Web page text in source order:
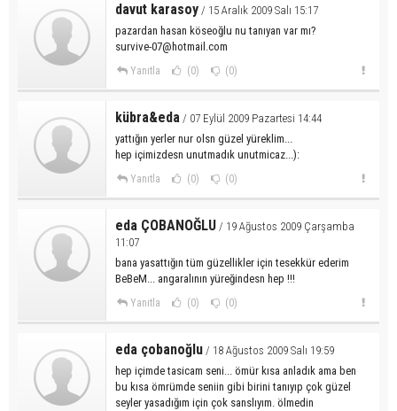
davut karasoy / 15 Aralık 2009 Salı 15:17
pazardan hasan köseoğlu nu tanıyan var mı?
survive-07@hotmail.com
Yanıtla (0) (0)
kübra&eda / 07 Eylül 2009 Pazartesi 14:44
yattığın yerler nur olsn güzel yüreklim...
hep içimizdesn unutmadık unutmicaz...):
Yanıtla (0) (0)
eda ÇOBANOĞLU / 19 Ağustos 2009 Çarşamba
11:07
bana yasattığın tüm güzellikler için tesekkür ederim
BeBeM... angaralının yüreğindesn hep !!!
Yanıtla (0) (0)
eda çobanoğlu / 18 Ağustos 2009 Salı 19:59
hep içimde tasicam seni... ömür kısa anladık ama ben
bu kısa ömrümde seniin gibi birini tanıyıp çok güzel
seyler yasadığım için çok sanslıyım. ölmedin